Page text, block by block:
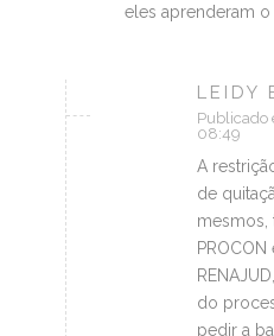
eles aprenderam
LEIDY
Publicado
08:49
A
de
mesmos,
do
pedir a